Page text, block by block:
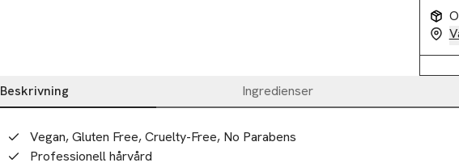
Beskrivning Ingredienser
Beskrivning
Vegan, Gluten Free, Cruelty-Free, No Parabens
Professionell hårvård